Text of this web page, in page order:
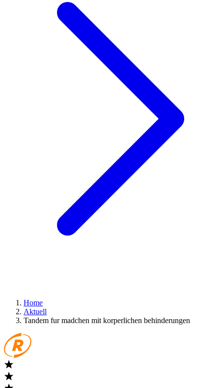
Home
Aktuell
Tandem fur madchen mit korperlichen behinderungen